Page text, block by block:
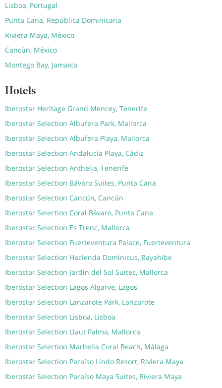
Lisboa, Portugal
Punta Cana, República Dominicana
Riviera Maya, México
Cancún, México
Montego Bay, Jamaica
Hotels
Iberostar Heritage Grand Mencey, Tenerife
Iberostar Selection Albufera Park, Mallorca
Iberostar Selection Albufera Playa, Mallorca
Iberostar Selection Andalucía Playa, Cádiz
Iberostar Selection Anthelia, Tenerife
Iberostar Selection Bávaro Suites, Punta Cana
Iberostar Selection Cancún, Cancún
Iberostar Selection Coral Bávaro, Punta Cana
Iberostar Selection Es Trenc, Mallorca
Iberostar Selection Fuerteventura Palace, Fuerteventura
Iberostar Selection Hacienda Dominicus, Bayahibe
Iberostar Selection Jardín del Sol Suites, Mallorca
Iberostar Selection Lagos Algarve, Lagos
Iberostar Selection Lanzarote Park, Lanzarote
Iberostar Selection Lisboa, Lisboa
Iberostar Selection Llaut Palma, Mallorca
Iberostar Selection Marbella Coral Beach, Málaga
Iberostar Selection Paraíso Lindo Resort, Riviera Maya
Iberostar Selection Paraíso Maya Suites, Riviera Maya